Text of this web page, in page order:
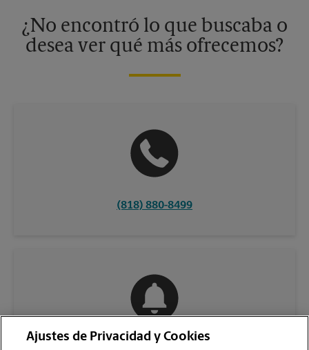
¿No encontró lo que buscaba o
desea ver qué más ofrecemos?
(818) 880-8499
Ajustes de Privacidad y Cookies